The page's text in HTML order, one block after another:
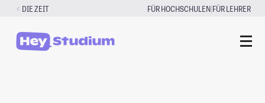
Zum
springen
DIE ZEIT FÜR HOCHSCHULEN|FÜR LEHRER